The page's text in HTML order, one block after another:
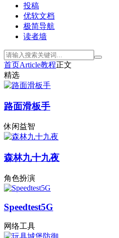
投稿
优软文档
极简导航
读者墙
首页Article教程正文
精选
路面滑板手
休闲益智
森林九十九夜
角色扮演
Speedtest5G
网络工具